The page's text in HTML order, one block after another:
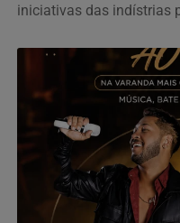
iniciativas das indístrias